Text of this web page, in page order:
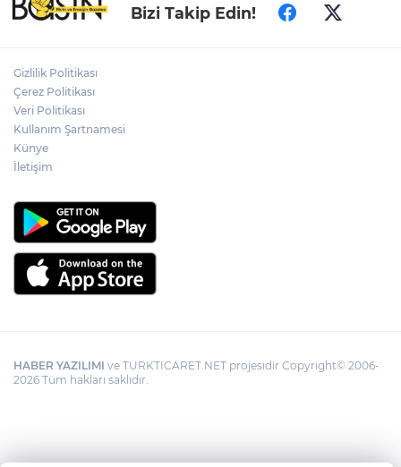
Türkiye ile Vietnam arasında 'hava'da
yeni dönem... Sefer kapasitesi artırıldı
Bizi Takip Edin!
Gizlilik Politikası
Çerez Politikası
Veri Politikası
Kullanım Şartnamesi
Künye
İletişim
HABER YAZILIMI ve TURKTICARET.NET projesidir Copyright© 2006-
2026 Tüm hakları saklıdır.